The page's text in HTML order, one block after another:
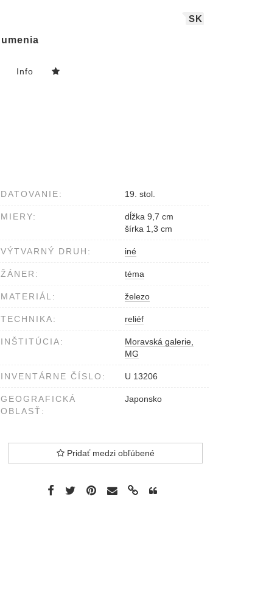
SK
umenia
Info
DATOVANIE: 19. stol.
MIERY:
dĺžka 9,7 cm
šírka 1,3 cm
VÝTVARNÝ DRUH: iné
ŽÁNER: téma
MATERIÁL: železo
TECHNIKA: reliéf
INŠTITÚCIA:
Moravská galerie,
MG
INVENTÁRNE ČÍSLO: U 13206
GEOGRAFICKÁ
OBLASŤ:
Japonsko
Pridať medzi obľúbené